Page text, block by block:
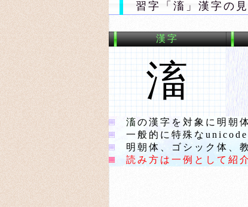
習字「滀」漢字の
漢字
滀
滀の漢字を対象に明朝
一般的に特殊なunicode
明朝体、ゴシック体、
読み方は一例として紹